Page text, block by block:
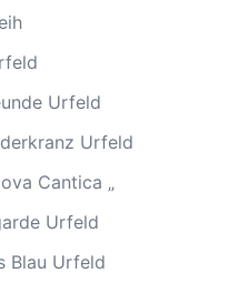
Urfeld
Urfeld
Cantica „
Urfeld
Blau Urfeld